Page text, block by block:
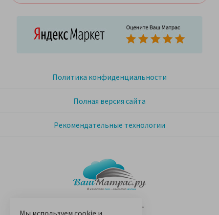
© 2005-2026 «Ваш матрас»
Политика конфиденциальности
Полная версия сайта
Рекомендательные технологии
Мы используем cookie и